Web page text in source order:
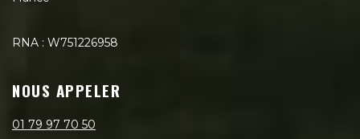
RNA : W751226958
NOUS APPELER
01 79 97 70 50